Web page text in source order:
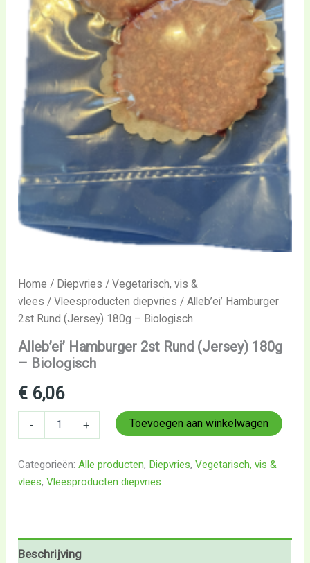
Home / Diepvries /Vegetarisch, vis &
vlees /Vleesproducten diepvries / Alleb’ei’ Hamburger
2st Rund (Jersey) 180g – Biologisch
Alleb’ei’ Hamburger 2st Rund (Jersey) 180g
– Biologisch
€ 6,06
- + Toevoegen aan winkelwagen
Categorieën:Alle producten, Diepvries,Vegetarisch, vis &
vlees,Vleesproducten diepvries
Beschrijving